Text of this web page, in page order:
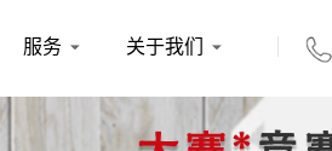
服务 关于我们